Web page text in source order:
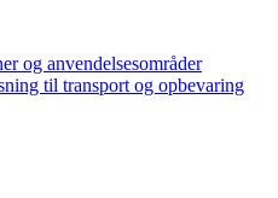
og anvendelsesområder
til transport og opbevaring